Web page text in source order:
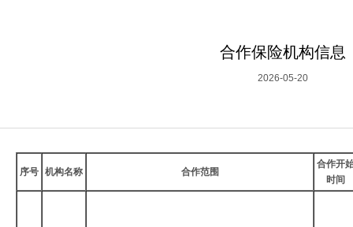
合作保险机构信息
2026-05-20
序号 机构名称 合作范围
合作开
时间